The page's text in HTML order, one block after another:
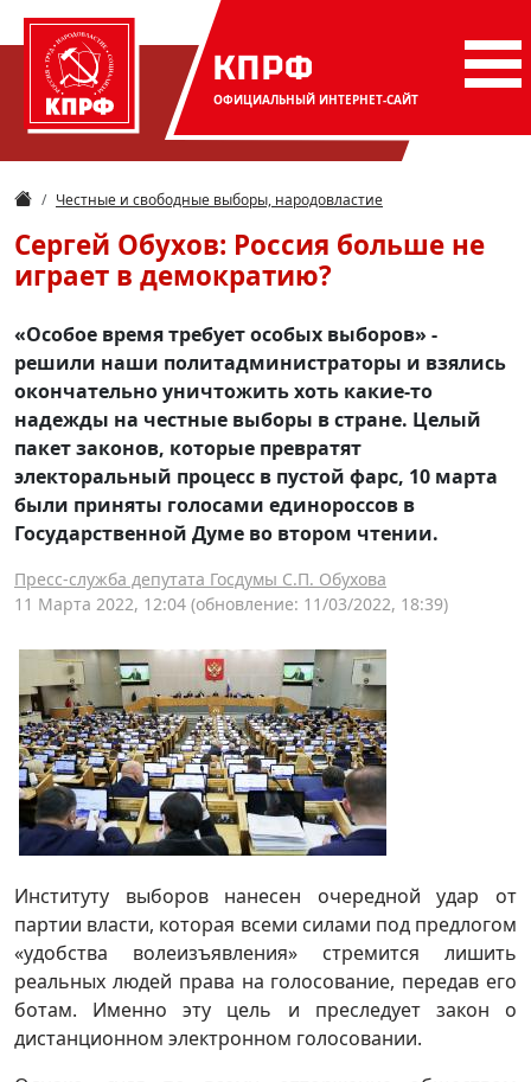
КПРФ
ОФИЦИАЛЬНЫЙ ИНТЕРНЕТ-САЙТ
Честные и свободные выборы, народовластие
Сергей Обухов: Россия больше не
играет в демократию?
«Особое время требует особых выборов» -
решили наши политадминистраторы и взялись
окончательно уничтожить хоть какие-то
надежды на честные выборы в стране. Целый
пакет законов, которые превратят
электоральный процесс в пустой фарс, 10 марта
были приняты голосами единороссов в
Государственной Думе во втором чтении.
Пресс-служба депутата Госдумы С.П. Обухова
11 Марта 2022, 12:04 (обновление: 11/03/2022, 18:39)
Институту выборов нанесен очередной удар от
партии власти, которая всеми силами под предлогом
«удобства волеизъявления» стремится лишить
реальных людей права на голосование, передав его
ботам. Именно эту цель и преследует закон о
дистанционном электронном голосовании.